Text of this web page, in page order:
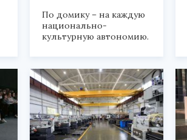
По домику – на каждую
национально-
культурную автономию.